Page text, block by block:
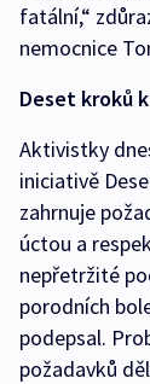
fatální,“
nemocnice
Deset kroků
Aktivistky
iniciativě
zahrnuje
úctou a
nepřetržité
porodních
podepsal.
požadavků